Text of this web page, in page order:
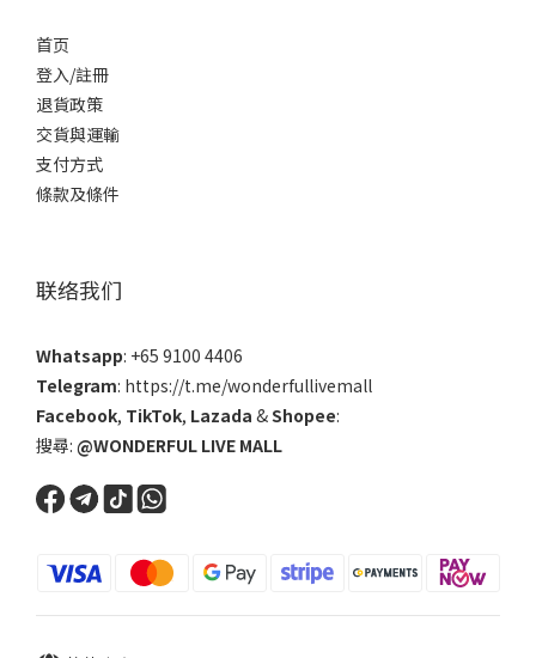
首页
登入/註冊
退貨政策
交貨與運輸
支付方式
條款及條件
联络我们
Whatsapp: +65 9100 4406
Telegram: https://t.me/wonderfullivemall
Facebook, TikTok, Lazada &Shopee:
搜尋: @WONDERFUL LIVE MALL